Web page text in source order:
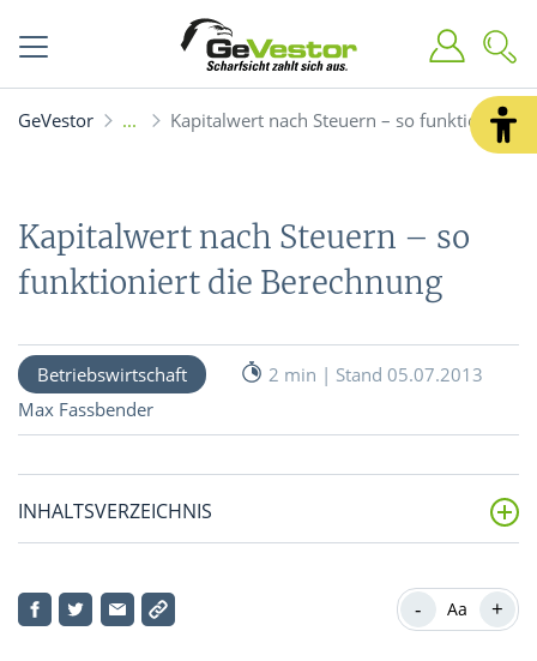
GeVestor Kapitalwert nach Steuern – so funktioniert
Kapitalwert nach Steuern – so
funktioniert die Berechnung
Betriebswirtschaft
2 min | Stand 05.07.2013
Max Fassbender
INHALTSVERZEICHNIS
Unterscheidung zwischen Cash Flow und Gewinn
- Aa +